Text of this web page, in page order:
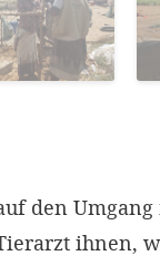
den
ihnen,